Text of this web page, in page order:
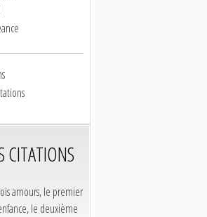
CITATIONS
amours, le premier
le deuxième